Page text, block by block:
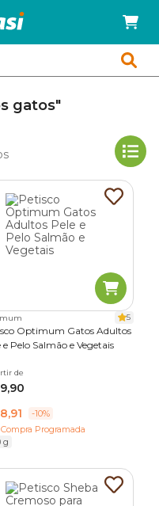
gatos"
5
Optimum Gatos Adultos
e Pelo Salmão e Vegetais
de
-10%
Compra Programada
g